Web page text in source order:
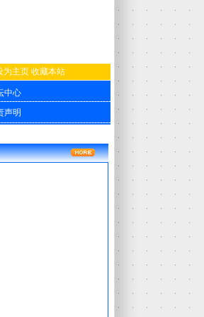
为主页 收藏本站
中心
声明